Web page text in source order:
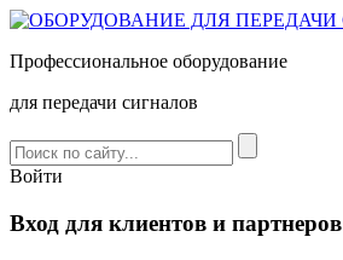
Профессиональное оборудование
для передачи сигналов
Войти
Вход для клиентов и партнеров